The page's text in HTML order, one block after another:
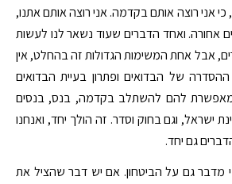
אני רוצה אותם בקדמה. אני רוצה אותם אתנו,
אחורה. ואחד הדברים שעוד נשאר לנו לעשות
אבל אחת המשימות הגדולות זה בהחלט, אין
של הבדואים ופתרון בעיית הבדואים
להם להשתלב בקדמה, בנס, בנסים
ישראל, וגם בחוק וסדר. זה הולך יחד, ואנחנו
גם יחד.
מדבר גם על הביטחון. אם יש דבר שהציל את